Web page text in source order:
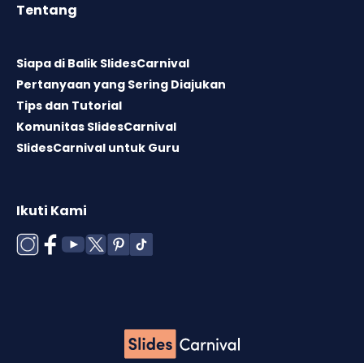
Tentang
Siapa di Balik SlidesCarnival
Pertanyaan yang Sering Diajukan
Tips dan Tutorial
Komunitas SlidesCarnival
SlidesCarnival untuk Guru
Ikuti Kami